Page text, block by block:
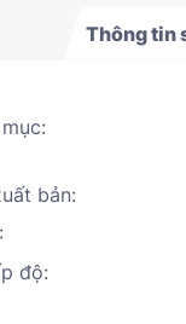
Thông tin
bản:
độ: